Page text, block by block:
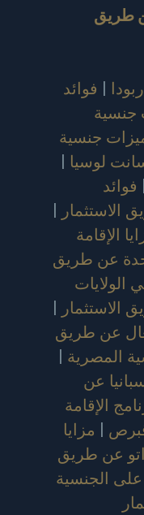
طريق
| فوائد
جنسية
جنسية
لوسيا |
| فوائد
الاستثمار |
الإقامة
عن طريق
الولايات
الاستثمار |
عن طريق
المصرية |
عن
الإقامة
| مزايا
عن طريق
الجنسية